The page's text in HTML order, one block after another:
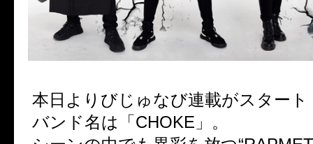
本日よりびじゅなび連載がスタート
バンド名は「CHOKE」。